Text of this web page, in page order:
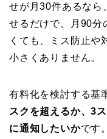
せが月30件あるなら
せるだけで、月90分
くても、ミス防止や
小さくありません。
有料化を検討する基
スクを超えるか、3
に通知したいかです